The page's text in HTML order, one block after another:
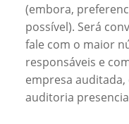
(embora,
possível). Será
fale com o maior
responsáveis e
empresa
auditoria